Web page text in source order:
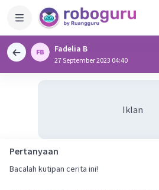
Fadelia B
27 September 2023 04:40
Iklan
Pertanyaan
Bacalah kutipan cerita ini!